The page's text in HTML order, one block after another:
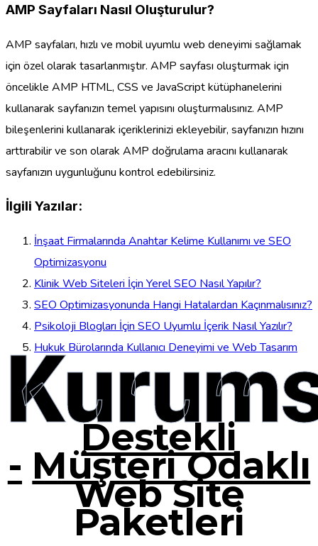
AMP Sayfaları Nasıl Oluşturulur?
AMP sayfaları, hızlı ve mobil uyumlu web deneyimi sağlamak
için özel olarak tasarlanmıştır. AMP sayfası oluşturmak için
öncelikle AMP HTML, CSS ve JavaScript kütüphanelerini
kullanarak sayfanızın temel yapısını oluşturmalısınız. AMP
bileşenlerini kullanarak içeriklerinizi ekleyebilir, sayfanızın hızını
arttırabilir ve son olarak AMP doğrulama aracını kullanarak
sayfanızın uygunluğunu kontrol edebilirsiniz.
İlgili Yazılar:
İnşaat Firmalarında Anahtar Kelime Kullanımı ve SEO
Optimizasyonu
Klinik Web Siteleri İçin Yerel SEO Nasıl Yapılır?
SEO Optimizasyonunda Hangi Hatalardan Kaçınmalısınız?
Psikoloji Blogları İçin SEO Uyumlu İçerik Nasıl Yazılır?
Hukuk Bürolarında Kullanıcı Deneyimi ve Web Tasarım
Destekli
- Müşteri Odaklı
Web Site
Paketleri